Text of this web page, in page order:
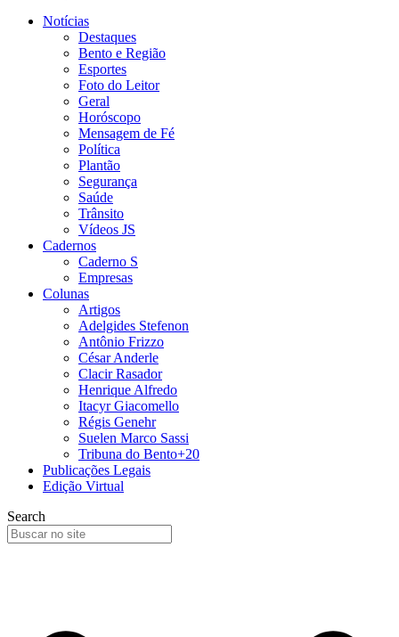
Notícias
Destaques
Bento e Região
Esportes
Foto do Leitor
Geral
Horóscopo
Mensagem de Fé
Política
Plantão
Segurança
Saúde
Trânsito
Vídeos JS
Cadernos
Caderno S
Empresas
Colunas
Artigos
Adelgides Stefenon
Antônio Frizzo
César Anderle
Clacir Rasador
Henrique Alfredo
Itacyr Giacomello
Régis Genehr
Suelen Marco Sassi
Tribuna do Bento+20
Publicações Legais
Edição Virtual
Search